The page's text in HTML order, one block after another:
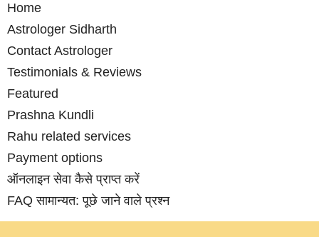
Home
Astrologer Sidharth
Contact Astrologer
Testimonials & Reviews
Featured
Prashna Kundli
Rahu related services
Payment options
ऑनलाइन सेवा कैसे प्राप्‍त करें
FAQ सामान्‍यत: पूछे जाने वाले प्रश्‍न